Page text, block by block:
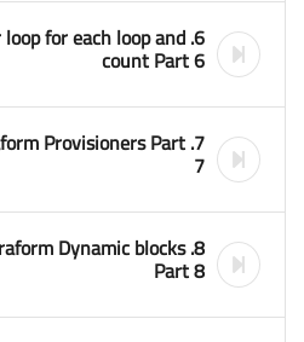
loop for each loop and
count Part 6
Provisioners Part
7
Dynamic blocks
Part 8